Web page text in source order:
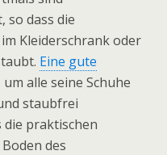
so dass die
Kleiderschrank oder
Eine gute
um alle seine Schuhe
staubfrei
die praktischen
des